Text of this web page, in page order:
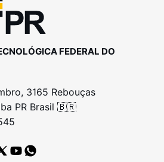
FEDERAL DO
3165 Rebouças
PR Brasil 🇧🇷